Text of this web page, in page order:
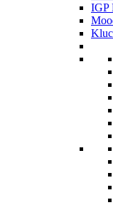
IGP